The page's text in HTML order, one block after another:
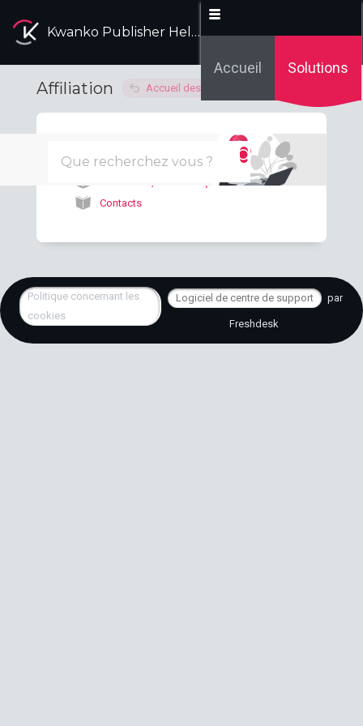
Kwanko Publisher Help Desk
Accueil Solutions
Affiliation Accueil des solutions
Affiliation par Kwanko
L'affiliation, comment ça marche ?
Contacts
Politique concernant les
cookies
Logiciel de centre de support par
Freshdesk